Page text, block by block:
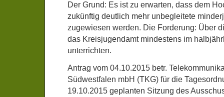
Der Grund: Es ist zu erwarten, dass dem
zukünftig deutlich mehr unbegleitete
zugewiesen werden. Die Forderung: Über
das Kreisjugendamt mindestens im
unterrichten.
Antrag vom 04.10.2015 betr.
Südwestfalen mbH (TKG) für die
19.10.2015 geplanten Sitzung des